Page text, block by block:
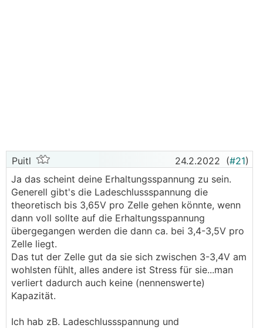
Puitl 24.2.2022 (#21)
Ja das scheint deine Erhaltungsspannung zu sein.
Generell gibt's die Ladeschlussspannung die
theoretisch bis 3,65V pro Zelle gehen könnte, wenn
dann voll sollte auf die Erhaltungsspannung
übergegangen werden die dann ca. bei 3,4-3,5V pro
Zelle liegt.
Das tut der Zelle gut da sie sich zwischen 3-3,4V am
wohlsten fühlt, alles andere ist Stress für sie...man
verliert dadurch auch keine (nennenswerte)
Kapazität.
Ich hab zB. Ladeschlussspannung und